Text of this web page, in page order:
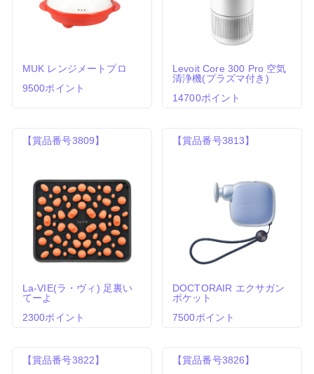
MUK レンジメートプロ
9500ポイント
Levoit Core 300 Pro 空気
清浄機(プラズマ付き)
14700ポイント
【賞品番号3809】
La-VIE(ラ・ヴィ) 足裏い
てーよ
2300ポイント
【賞品番号3813】
DOCTORAIR エクサガン
ポケット
7500ポイント
【賞品番号3822】 【賞品番号3826】